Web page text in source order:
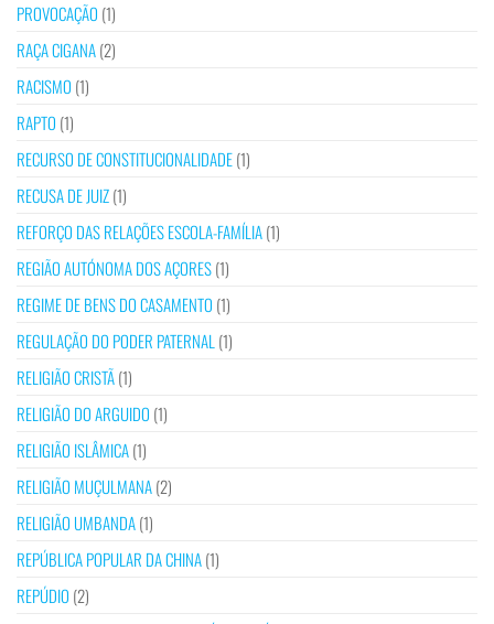
PROVOCAÇÃO (1)
RAÇA CIGANA(2)
RACISMO (1)
RAPTO (1)
RECURSO DE CONSTITUCIONALIDADE(1)
RECUSA DE JUIZ(1)
REFORÇO DAS RELAÇÕES ESCOLA-FAMÍLIA(1)
REGIÃO AUTÓNOMA DOS AÇORES(1)
REGIME DE BENS DO CASAMENTO (1)
REGULAÇÃO DO PODER PATERNAL (1)
RELIGIÃO CRISTÃ(1)
RELIGIÃO DO ARGUIDO (1)
RELIGIÃO ISLÂMICA(1)
RELIGIÃO MUÇULMANA(2)
RELIGIÃO UMBANDA(1)
REPÚBLICA POPULAR DA CHINA(1)
REPÚDIO (2)